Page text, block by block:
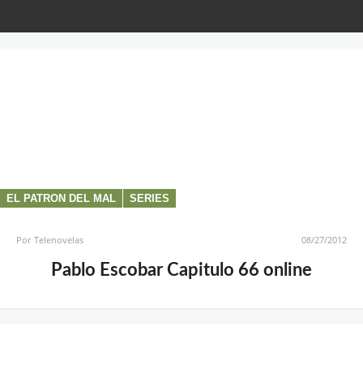
EL PATRON DEL MAL SERIES
PorTelenovelas 08/27/2012
Pablo Escobar Capitulo 66 online